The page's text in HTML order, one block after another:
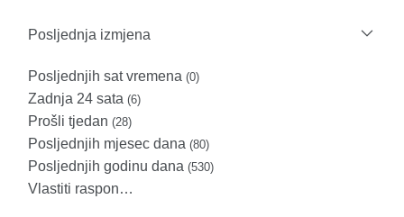
Posljednja izmjena
Posljednjih sat vremena (0)
Zadnja 24 sata (6)
Prošli tjedan (28)
Posljednjih mjesec dana (80)
Posljednjih godinu dana (530)
Vlastiti raspon…